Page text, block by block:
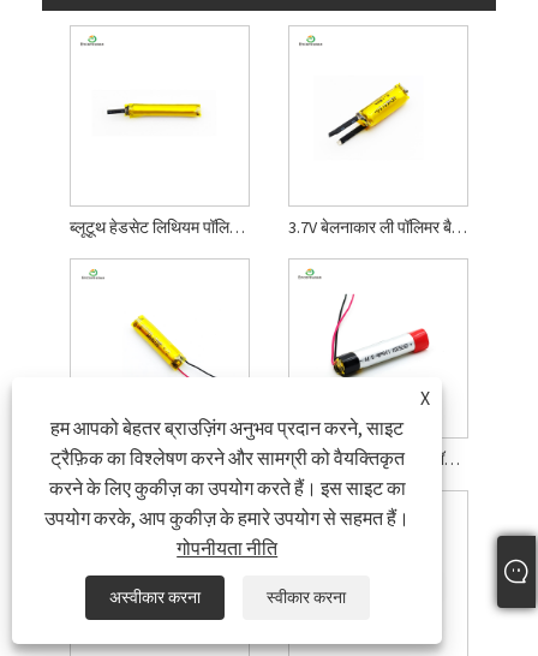
ब्लूटूथ हेडसेट लिथियम पॉलिमर बैटरी 3.7V बेलनाकार ली पॉलिमर बैटरी
100mah वेप ली पॉलिमर बैटरी यूएल ई-सिगरेट ली-आयन पॉलिमर बैटरी
X
हम आपको बेहतर ब्राउज़िंग अनुभव प्रदान करने, साइट
ट्रैफ़िक का विश्लेषण करने और सामग्री को वैयक्तिकृत
करने के लिए कुकीज़ का उपयोग करते हैं। इस साइट का
उपयोग करके, आप कुकीज़ के हमारे उपयोग से सहमत हैं।
गोपनीयता नीति
अस्वीकार करना स्वीकार करना